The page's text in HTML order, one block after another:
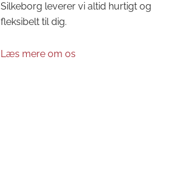
Silkeborg leverer vi altid hurtigt og
fleksibelt til dig.
Læs mere om os